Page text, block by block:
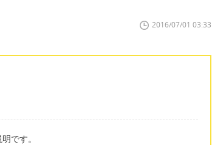
2016/07/01 03:33
です。